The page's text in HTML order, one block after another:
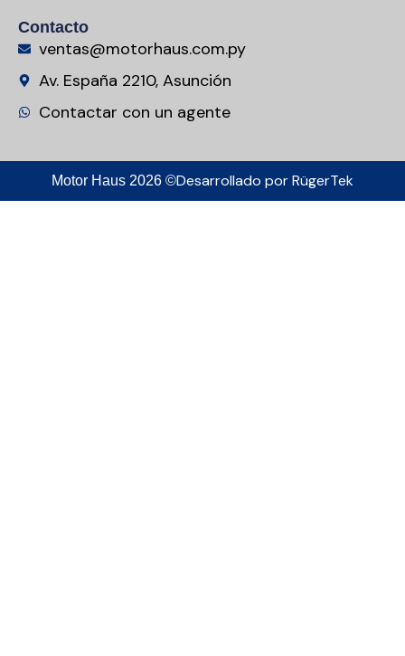
Contacto
ventas@motorhaus.com.py
Av. España 2210, Asunción
Contactar con un agente
Motor Haus 2026 ©Desarrollado porRügerTek